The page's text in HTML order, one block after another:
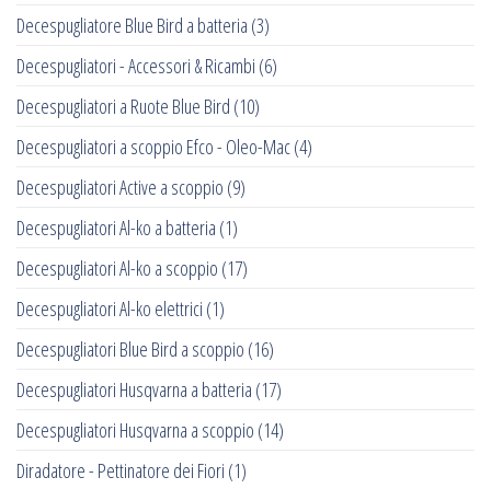
Decespugliatore Blue Bird a batteria (3)
Decespugliatori - Accessori & Ricambi (6)
Decespugliatori a Ruote Blue Bird (10)
Decespugliatori a scoppio Efco - Oleo-Mac(4)
Decespugliatori Active a scoppio (9)
Decespugliatori Al-ko a batteria (1)
Decespugliatori Al-ko a scoppio (17)
Decespugliatori Al-ko elettrici (1)
Decespugliatori Blue Bird a scoppio (16)
Decespugliatori Husqvarna a batteria (17)
Decespugliatori Husqvarna a scoppio (14)
Diradatore - Pettinatore dei Fiori (1)